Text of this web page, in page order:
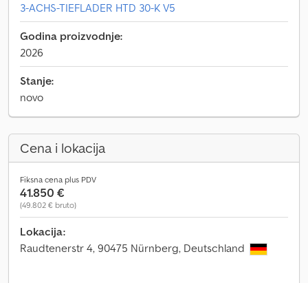
3-ACHS-TIEFLADER HTD 30-K V5
Godina proizvodnje:
2026
Stanje:
novo
Cena i lokacija
Fiksna cena plus PDV
41.850 €
(49.802 € bruto)
Lokacija:
Raudtenerstr 4, 90475 Nürnberg, Deutschland